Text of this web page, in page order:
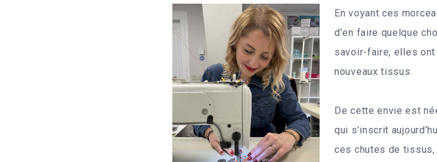
En voyant ces
d’en faire quelque
savoir-faire, elles ont
nouveaux tissus.
De cette envie est
qui s’inscrit
ces chutes de